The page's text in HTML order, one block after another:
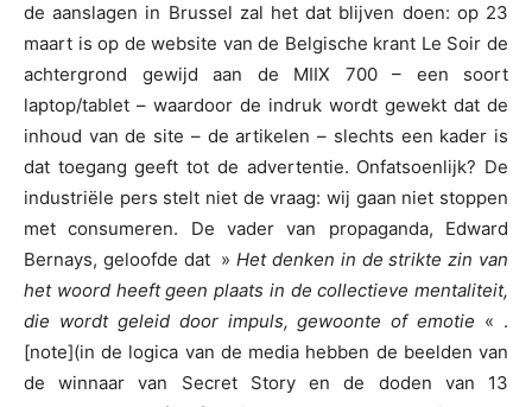
de aanslagen in Brussel zal het dat blijven doen: op 23
maart is op de website van de Belgische krant Le Soir de
achtergrond gewijd aan de MIIX 700 – een soort
laptop/tablet – waardoor de indruk wordt gewekt dat de
inhoud van de site – de artikelen – slechts een kader is
dat toegang geeft tot de advertentie. Onfatsoenlijk? De
industriële pers stelt niet de vraag: wij gaan niet stoppen
met consumeren. De vader van propaganda, Edward
Bernays, geloofde dat »Het denken in de strikte zin van
het woord heeft geen plaats in de collectieve mentaliteit,
die wordt geleid door impuls, gewoonte of emotie « .
[note](in de logica van de media hebben de beelden van
de winnaar van Secret Story en de doden van 13